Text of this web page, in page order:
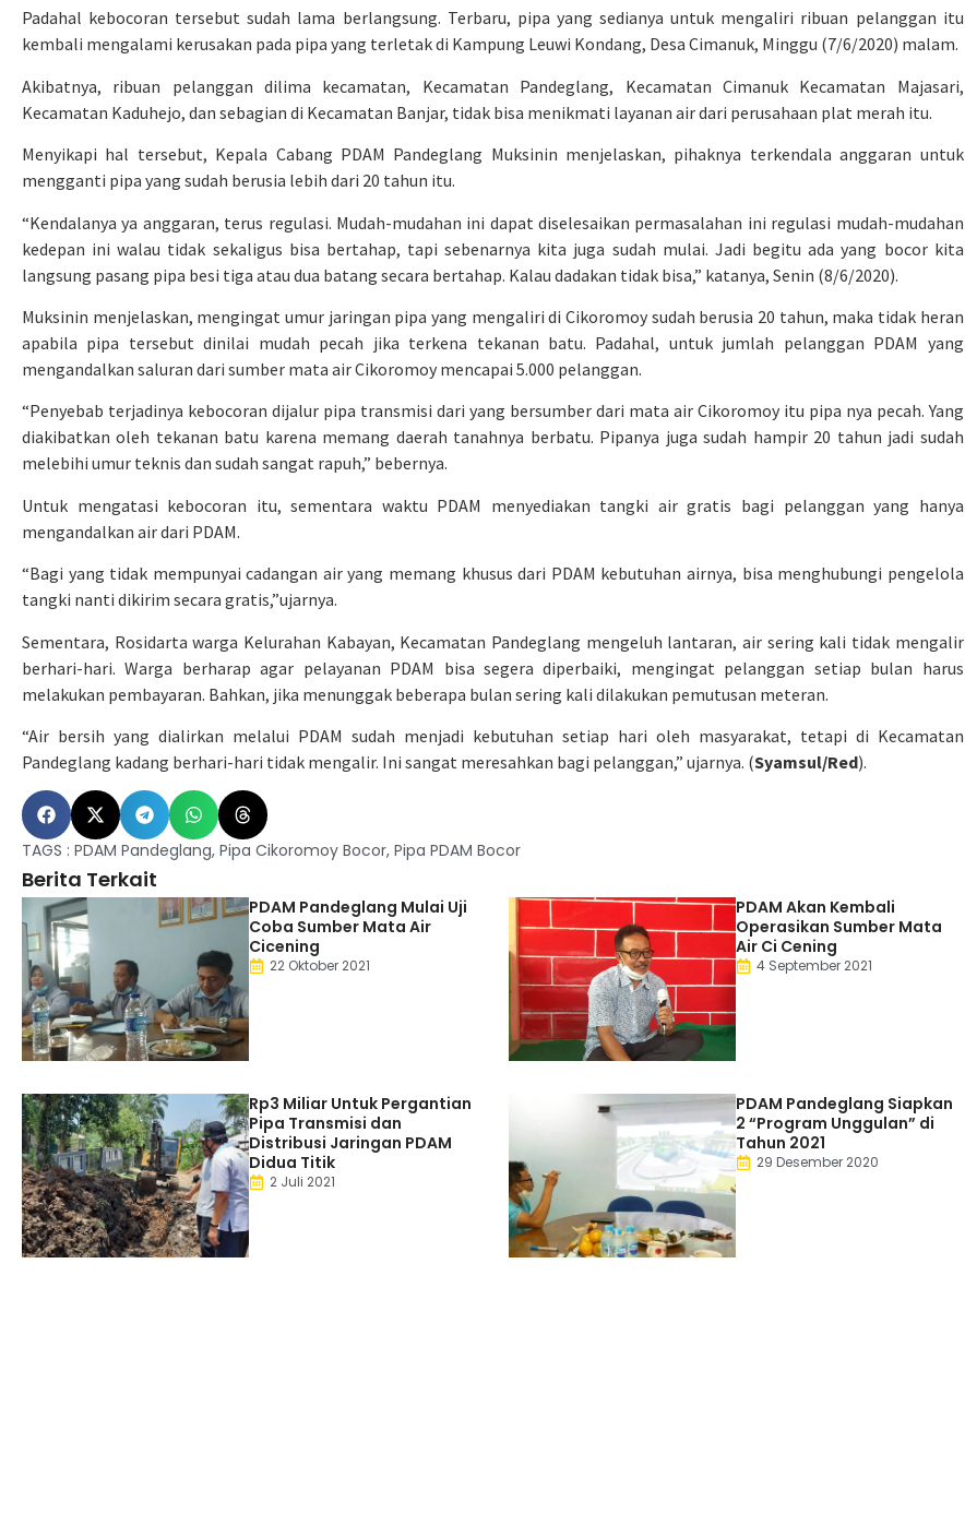
Padahal kebocoran tersebut sudah lama berlangsung. Terbaru, pipa yang sedianya untuk mengaliri ribuan pelanggan itu
kembali mengalami kerusakan pada pipa yang terletak di Kampung Leuwi Kondang, Desa Cimanuk, Minggu (7/6/2020) malam.
Akibatnya, ribuan pelanggan dilima kecamatan, Kecamatan Pandeglang, Kecamatan Cimanuk Kecamatan Majasari,
Kecamatan Kaduhejo, dan sebagian di Kecamatan Banjar, tidak bisa menikmati layanan air dari perusahaan plat merah itu.
Menyikapi hal tersebut, Kepala Cabang PDAM Pandeglang Muksinin menjelaskan, pihaknya terkendala anggaran untuk
mengganti pipa yang sudah berusia lebih dari 20 tahun itu.
“Kendalanya ya anggaran, terus regulasi. Mudah-mudahan ini dapat diselesaikan permasalahan ini regulasi mudah-mudahan
kedepan ini walau tidak sekaligus bisa bertahap, tapi sebenarnya kita juga sudah mulai. Jadi begitu ada yang bocor kita
langsung pasang pipa besi tiga atau dua batang secara bertahap. Kalau dadakan tidak bisa,” katanya, Senin (8/6/2020).
Muksinin menjelaskan, mengingat umur jaringan pipa yang mengaliri di Cikoromoy sudah berusia 20 tahun, maka tidak heran
apabila pipa tersebut dinilai mudah pecah jika terkena tekanan batu. Padahal, untuk jumlah pelanggan PDAM yang
mengandalkan saluran dari sumber mata air Cikoromoy mencapai 5.000 pelanggan.
“Penyebab terjadinya kebocoran dijalur pipa transmisi dari yang bersumber dari mata air Cikoromoy itu pipa nya pecah. Yang
diakibatkan oleh tekanan batu karena memang daerah tanahnya berbatu. Pipanya juga sudah hampir 20 tahun jadi sudah
melebihi umur teknis dan sudah sangat rapuh,” bebernya.
Untuk mengatasi kebocoran itu, sementara waktu PDAM menyediakan tangki air gratis bagi pelanggan yang hanya
mengandalkan air dari PDAM.
“Bagi yang tidak mempunyai cadangan air yang memang khusus dari PDAM kebutuhan airnya, bisa menghubungi pengelola
tangki nanti dikirim secara gratis,”ujarnya.
Sementara, Rosidarta warga Kelurahan Kabayan, Kecamatan Pandeglang mengeluh lantaran, air sering kali tidak mengalir
berhari-hari. Warga berharap agar pelayanan PDAM bisa segera diperbaiki, mengingat pelanggan setiap bulan harus
melakukan pembayaran. Bahkan, jika menunggak beberapa bulan sering kali dilakukan pemutusan meteran.
“Air bersih yang dialirkan melalui PDAM sudah menjadi kebutuhan setiap hari oleh masyarakat, tetapi di Kecamatan
Pandeglang kadang berhari-hari tidak mengalir. Ini sangat meresahkan bagi pelanggan,” ujarnya. (Syamsul/Red).
TAGS : PDAM Pandeglang, Pipa Cikoromoy Bocor, Pipa PDAM Bocor
Berita Terkait
PDAM Pandeglang Mulai Uji
Coba Sumber Mata Air
Cicening
22 Oktober 2021
PDAM Akan Kembali
Operasikan Sumber Mata
Air Ci Cening
4 September 2021
Rp3 Miliar Untuk Pergantian
Pipa Transmisi dan
Distribusi Jaringan PDAM
Didua Titik
2 Juli 2021
PDAM Pandeglang Siapkan
2 “Program Unggulan” di
Tahun 2021
29 Desember 2020